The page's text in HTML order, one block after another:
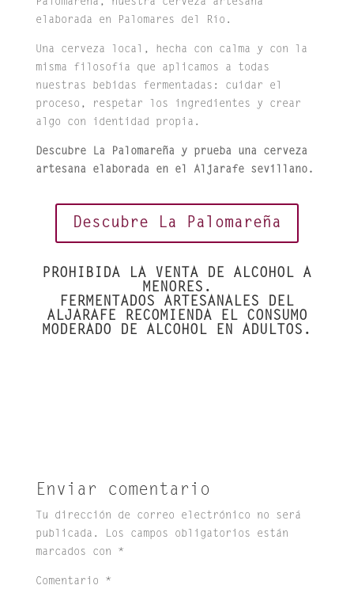
Palomareña, nuestra cerveza artesana
elaborada en Palomares del Río.
Una cerveza local, hecha con calma y con la
misma filosofía que aplicamos a todas
nuestras bebidas fermentadas: cuidar el
proceso, respetar los ingredientes y crear
algo con identidad propia.
Descubre La Palomareña y prueba una cerveza
artesana elaborada en el Aljarafe sevillano.
Descubre La Palomareña
PROHIBIDA LA VENTA DE ALCOHOL A
MENORES.
FERMENTADOS ARTESANALES DEL
ALJARAFE RECOMIENDA EL CONSUMO
MODERADO DE ALCOHOL EN ADULTOS.
Enviar comentario
Tu dirección de correo electrónico no será
publicada.
Los campos obligatorios están
marcados con
*
Comentario *